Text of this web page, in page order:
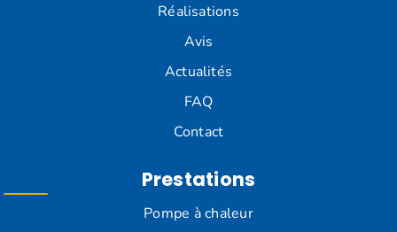
Réalisations
Avis
Actualités
FAQ
Contact
Prestations
Pompe à chaleur